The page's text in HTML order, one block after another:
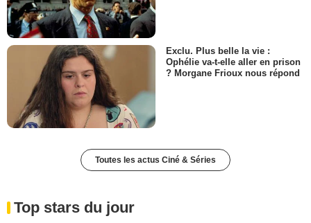
Exclu. Plus belle la vie :
Ophélie va-t-elle aller en prison
? Morgane Frioux nous répond
Toutes les actus Ciné & Séries
Top stars du jour